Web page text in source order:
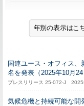
国連ユース・オフィス
名を発表（2025年10月
プレスリリース 25-072-J 2025
気候危機と持続可能な開